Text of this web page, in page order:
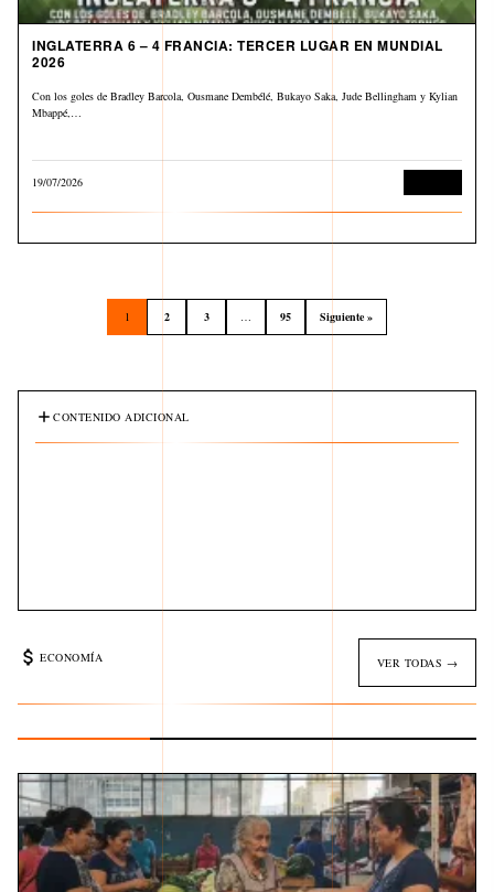
INGLATERRA 6 – 4 FRANCIA: TERCER LUGAR EN MUNDIAL
2026
Con los goles de Bradley Barcola, Ousmane Dembélé, Bukayo Saka, Jude Bellingham y Kylian
Mbappé,…
19/07/2026
1 2 3 … 95 Siguiente »
CONTENIDO ADICIONAL
ECONOMÍA VER TODAS →